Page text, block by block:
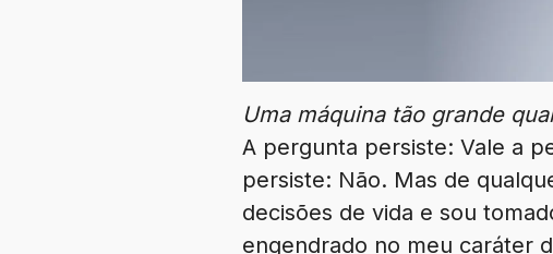
Uma máquina tão grande
A pergunta persiste: Vale a
persiste: Não. Mas de
decisões de vida e sou
engendrado no meu caráter